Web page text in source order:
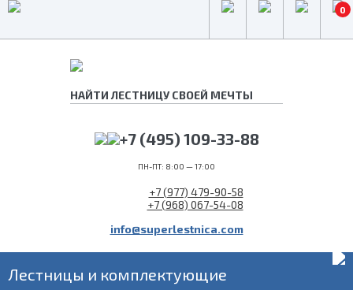
0
+7 (495) 109-33-88
ПН-ПТ: 8:00 — 17:00
+7 (977) 479-90-58
+7 (968) 067-54-08
info@superlestnica.com
Лестницы и комплектующие